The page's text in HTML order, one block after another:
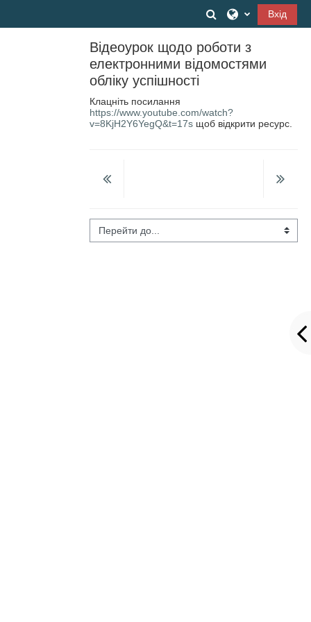
Переключити
Вхід
Відеоурок щодо роботи з
електронними відомостями
обліку успішності
Клацніть посилання
https://www.youtube.com/watch?
v=8KjH2Y6YegQ&t=17s щоб відкрити ресурс.